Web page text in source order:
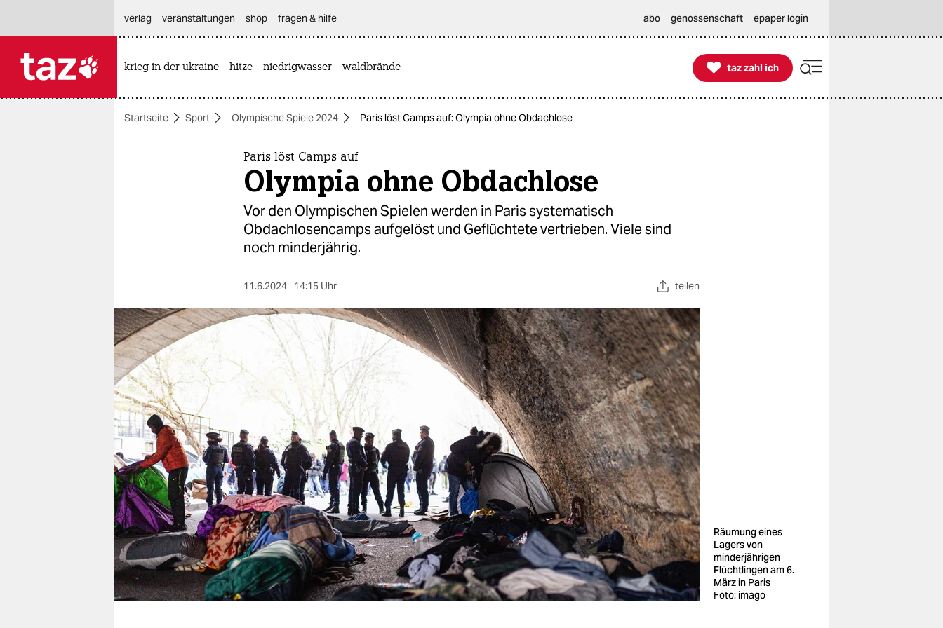
themen
berlin
nord
wahrheit
verlag
verlag
veranstaltungen
shop
fragen & hilfe
unterstützen
abo
genossenschaft
verlag
veranstaltungen shop fragen & hilfe abo genossenschaft epaper login
krieg in der ukraine hitze niedrigwasser waldbrände 
taz zahl ich
taz zahl ich
Startseite Sport Olympische Spiele 2024 Paris löst Camps auf: Olympia ohne Obdachlose
Paris löst Camps auf
Olympia ohne Obdachlose
Vor den Olympischen Spielen werden in Paris systematisch
Obdachlosencamps aufgelöst und Geflüchtete vertrieben. Viele sind
noch minderjährig.
11.6.2024 14:15 Uhr teilen
Räumung eines
Lagers von
minderjährigen
Flüchtlingen am 6.
März in Paris
Foto: imago